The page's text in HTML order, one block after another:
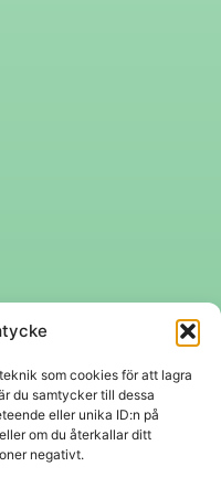
som cookies för att lagra
du samtycker till dessa
eller unika ID:n på
om du återkallar ditt
negativt.